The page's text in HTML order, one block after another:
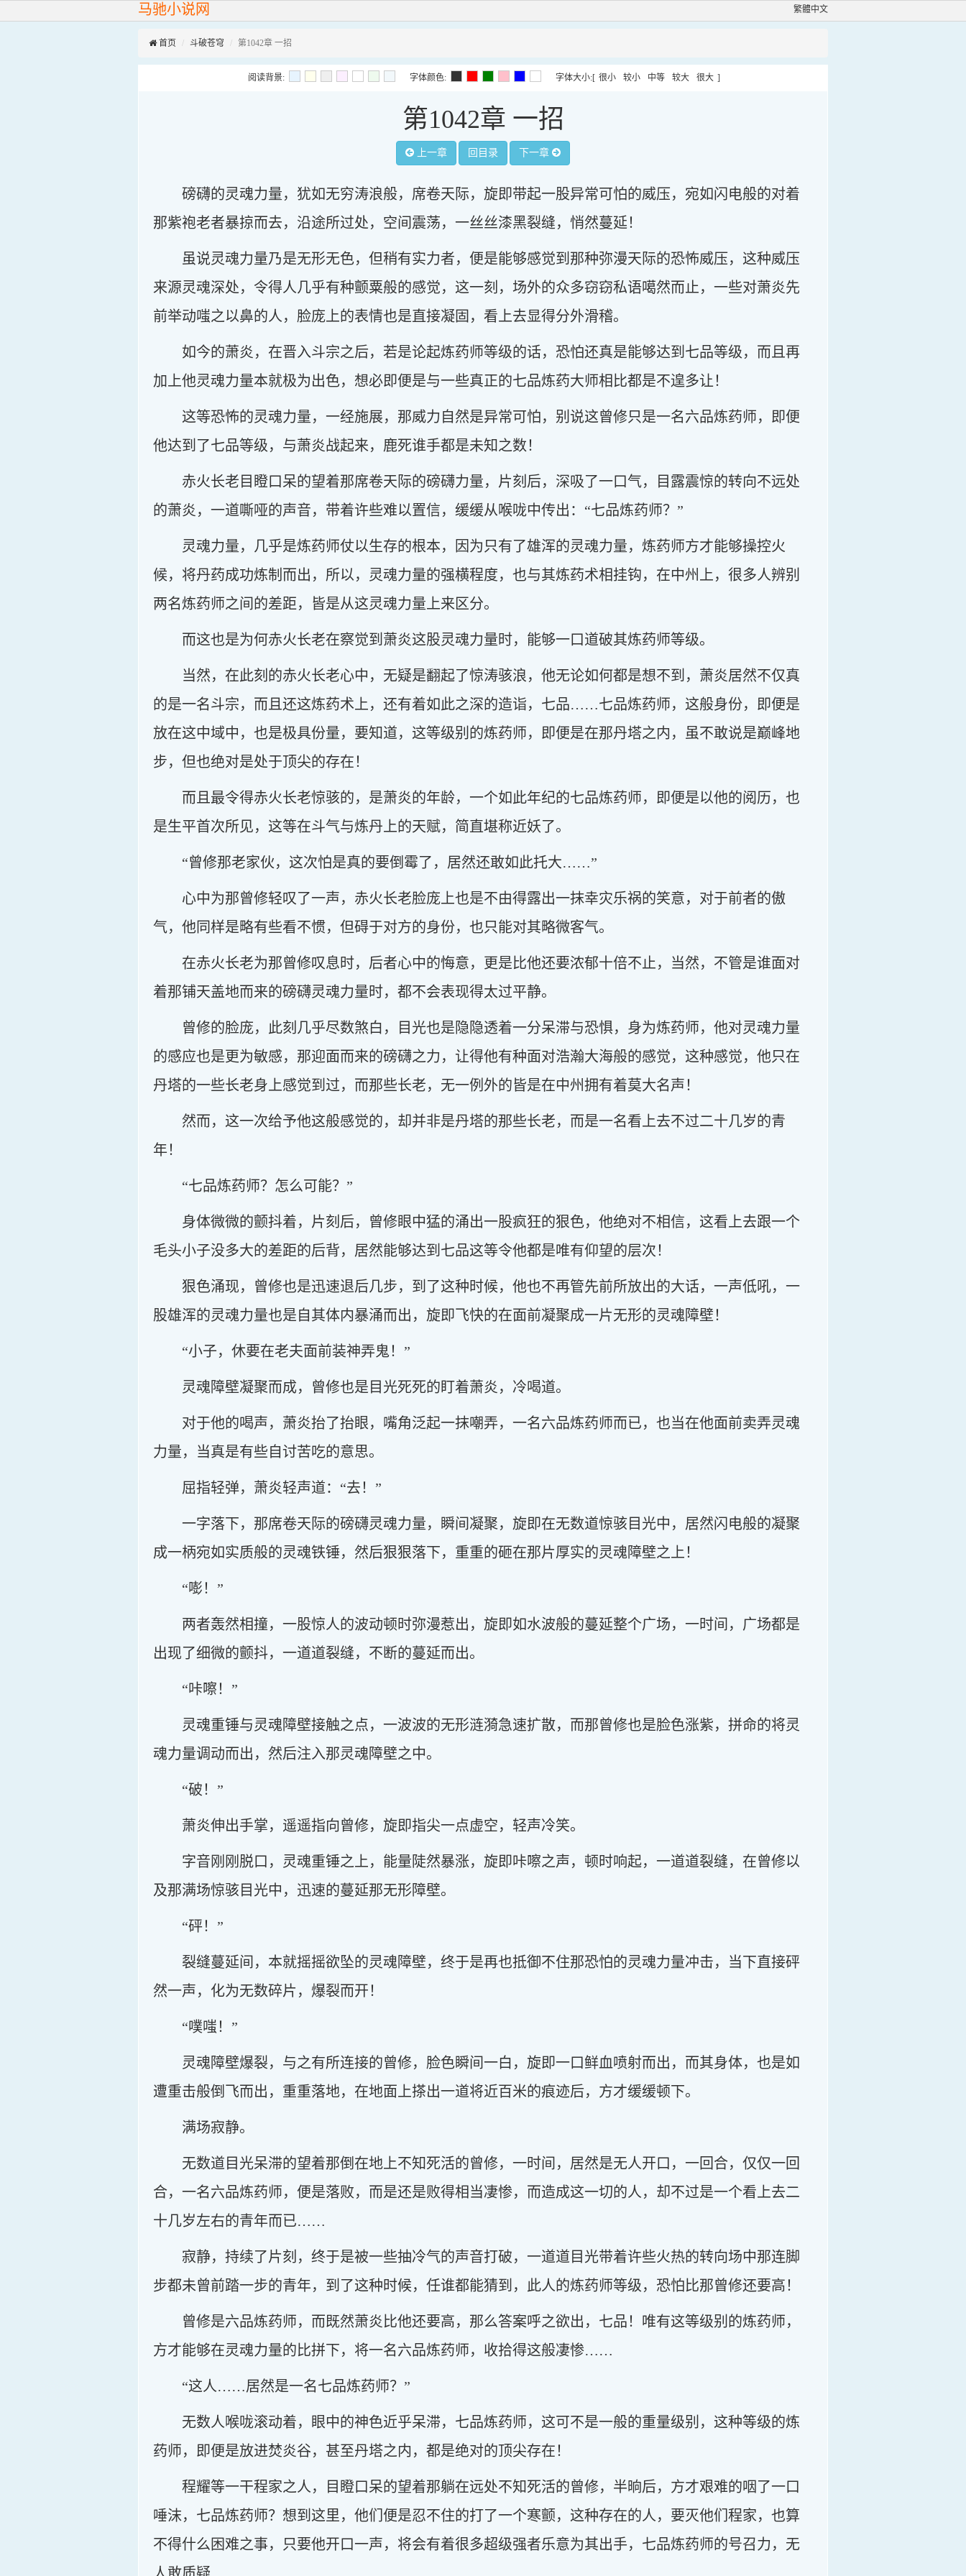
马驰小说网 繁體中文
首页 斗破苍穹 第1042章 一招
阅读背景: 字体颜色: 字体大小:[ 很小 较小 中等 较大 很大 ]
第1042章 一招
上一章 回目录 下一章
磅礴的灵魂力量，犹如无穷涛浪般，席卷天际，旋即带起一股异常可怕的威压，宛如闪电般的对着
那紫袍老者暴掠而去，沿途所过处，空间震荡，一丝丝漆黑裂缝，悄然蔓延！
虽说灵魂力量乃是无形无色，但稍有实力者，便是能够感觉到那种弥漫天际的恐怖威压，这种威压
来源灵魂深处，令得人几乎有种颤粟般的感觉，这一刻，场外的众多窃窃私语噶然而止，一些对萧炎先
前举动嗤之以鼻的人，脸庞上的表情也是直接凝固，看上去显得分外滑稽。
如今的萧炎，在晋入斗宗之后，若是论起炼药师等级的话，恐怕还真是能够达到七品等级，而且再
加上他灵魂力量本就极为出色，想必即便是与一些真正的七品炼药大师相比都是不遑多让！
这等恐怖的灵魂力量，一经施展，那威力自然是异常可怕，别说这曾修只是一名六品炼药师，即便
他达到了七品等级，与萧炎战起来，鹿死谁手都是未知之数！
赤火长老目瞪口呆的望着那席卷天际的磅礴力量，片刻后，深吸了一口气，目露震惊的转向不远处
的萧炎，一道嘶哑的声音，带着许些难以置信，缓缓从喉咙中传出：“七品炼药师？”
灵魂力量，几乎是炼药师仗以生存的根本，因为只有了雄浑的灵魂力量，炼药师方才能够操控火
候，将丹药成功炼制而出，所以，灵魂力量的强横程度，也与其炼药术相挂钩，在中州上，很多人辨别
两名炼药师之间的差距，皆是从这灵魂力量上来区分。
而这也是为何赤火长老在察觉到萧炎这股灵魂力量时，能够一口道破其炼药师等级。
当然，在此刻的赤火长老心中，无疑是翻起了惊涛骇浪，他无论如何都是想不到，萧炎居然不仅真
的是一名斗宗，而且还这炼药术上，还有着如此之深的造诣，七品……七品炼药师，这般身份，即便是
放在这中域中，也是极具份量，要知道，这等级别的炼药师，即便是在那丹塔之内，虽不敢说是巅峰地
步，但也绝对是处于顶尖的存在！
而且最令得赤火长老惊骇的，是萧炎的年龄，一个如此年纪的七品炼药师，即便是以他的阅历，也
是生平首次所见，这等在斗气与炼丹上的天赋，简直堪称近妖了。
“曾修那老家伙，这次怕是真的要倒霉了，居然还敢如此托大……”
心中为那曾修轻叹了一声，赤火长老脸庞上也是不由得露出一抹幸灾乐祸的笑意，对于前者的傲
气，他同样是略有些看不惯，但碍于对方的身份，也只能对其略微客气。
在赤火长老为那曾修叹息时，后者心中的悔意，更是比他还要浓郁十倍不止，当然，不管是谁面对
着那铺天盖地而来的磅礴灵魂力量时，都不会表现得太过平静。
曾修的脸庞，此刻几乎尽数煞白，目光也是隐隐透着一分呆滞与恐惧，身为炼药师，他对灵魂力量
的感应也是更为敏感，那迎面而来的磅礴之力，让得他有种面对浩瀚大海般的感觉，这种感觉，他只在
丹塔的一些长老身上感觉到过，而那些长老，无一例外的皆是在中州拥有着莫大名声！
然而，这一次给予他这般感觉的，却并非是丹塔的那些长老，而是一名看上去不过二十几岁的青
年！
“七品炼药师？怎么可能？”
身体微微的颤抖着，片刻后，曾修眼中猛的涌出一股疯狂的狠色，他绝对不相信，这看上去跟一个
毛头小子没多大的差距的后背，居然能够达到七品这等令他都是唯有仰望的层次！
狠色涌现，曾修也是迅速退后几步，到了这种时候，他也不再管先前所放出的大话，一声低吼，一
股雄浑的灵魂力量也是自其体内暴涌而出，旋即飞快的在面前凝聚成一片无形的灵魂障壁！
“小子，休要在老夫面前装神弄鬼！”
灵魂障壁凝聚而成，曾修也是目光死死的盯着萧炎，冷喝道。
对于他的喝声，萧炎抬了抬眼，嘴角泛起一抹嘲弄，一名六品炼药师而已，也当在他面前卖弄灵魂
力量，当真是有些自讨苦吃的意思。
屈指轻弹，萧炎轻声道：“去！”
一字落下，那席卷天际的磅礴灵魂力量，瞬间凝聚，旋即在无数道惊骇目光中，居然闪电般的凝聚
成一柄宛如实质般的灵魂铁锤，然后狠狠落下，重重的砸在那片厚实的灵魂障壁之上！
“嘭！”
两者轰然相撞，一股惊人的波动顿时弥漫惹出，旋即如水波般的蔓延整个广场，一时间，广场都是
出现了细微的颤抖，一道道裂缝，不断的蔓延而出。
“咔嚓！”
灵魂重锤与灵魂障壁接触之点，一波波的无形涟漪急速扩散，而那曾修也是脸色涨紫，拼命的将灵
魂力量调动而出，然后注入那灵魂障壁之中。
“破！”
萧炎伸出手掌，遥遥指向曾修，旋即指尖一点虚空，轻声冷笑。
字音刚刚脱口，灵魂重锤之上，能量陡然暴涨，旋即咔嚓之声，顿时响起，一道道裂缝，在曾修以
及那满场惊骇目光中，迅速的蔓延那无形障壁。
“砰！”
裂缝蔓延间，本就摇摇欲坠的灵魂障壁，终于是再也抵御不住那恐怕的灵魂力量冲击，当下直接砰
然一声，化为无数碎片，爆裂而开！
“噗嗤！”
灵魂障壁爆裂，与之有所连接的曾修，脸色瞬间一白，旋即一口鲜血喷射而出，而其身体，也是如
遭重击般倒飞而出，重重落地，在地面上搽出一道将近百米的痕迹后，方才缓缓顿下。
满场寂静。
无数道目光呆滞的望着那倒在地上不知死活的曾修，一时间，居然是无人开口，一回合，仅仅一回
合，一名六品炼药师，便是落败，而是还是败得相当凄惨，而造成这一切的人，却不过是一个看上去二
十几岁左右的青年而已……
寂静，持续了片刻，终于是被一些抽冷气的声音打破，一道道目光带着许些火热的转向场中那连脚
步都未曾前踏一步的青年，到了这种时候，任谁都能猜到，此人的炼药师等级，恐怕比那曾修还要高！
曾修是六品炼药师，而既然萧炎比他还要高，那么答案呼之欲出，七品！唯有这等级别的炼药师，
方才能够在灵魂力量的比拼下，将一名六品炼药师，收拾得这般凄惨……
“这人……居然是一名七品炼药师？”
无数人喉咙滚动着，眼中的神色近乎呆滞，七品炼药师，这可不是一般的重量级别，这种等级的炼
药师，即便是放进焚炎谷，甚至丹塔之内，都是绝对的顶尖存在！
程耀等一干程家之人，目瞪口呆的望着那躺在远处不知死活的曾修，半晌后，方才艰难的咽了一口
唾沫，七品炼药师？想到这里，他们便是忍不住的打了一个寒颤，这种存在的人，要灭他们程家，也算
不得什么困难之事，只要他开口一声，将会有着很多超级强者乐意为其出手，七品炼药师的号召力，无